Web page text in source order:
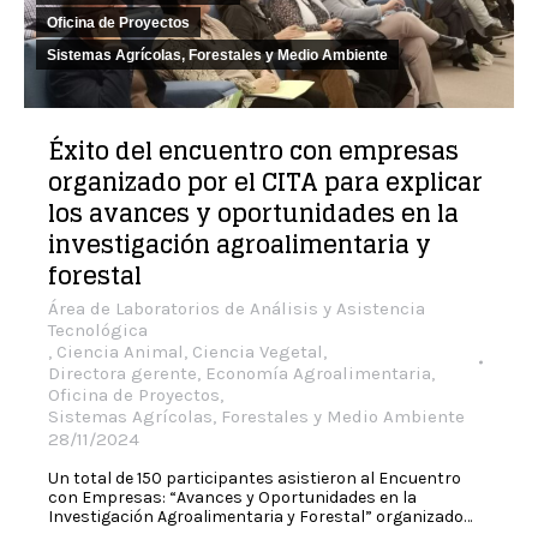
Oficina de Proyectos
Sistemas Agrícolas, Forestales y Medio Ambiente
Éxito del encuentro con empresas
organizado por el CITA para explicar
los avances y oportunidades en la
investigación agroalimentaria y
forestal
Área de Laboratorios de Análisis y Asistencia
Tecnológica
, Ciencia Animal, Ciencia Vegetal,
Directora gerente, Economía Agroalimentaria,
Oficina de Proyectos,
Sistemas Agrícolas, Forestales y Medio Ambiente
28/11/2024
Un total de 150 participantes asistieron al Encuentro
con Empresas: “Avances y Oportunidades en la
Investigación Agroalimentaria y Forestal” organizado…